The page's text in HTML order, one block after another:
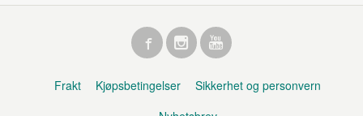
Frakt Kjøpsbetingelser
Sikkerhet og personvern